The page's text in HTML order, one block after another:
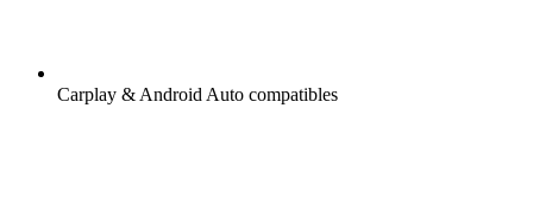
Carplay & Android Auto compatibles